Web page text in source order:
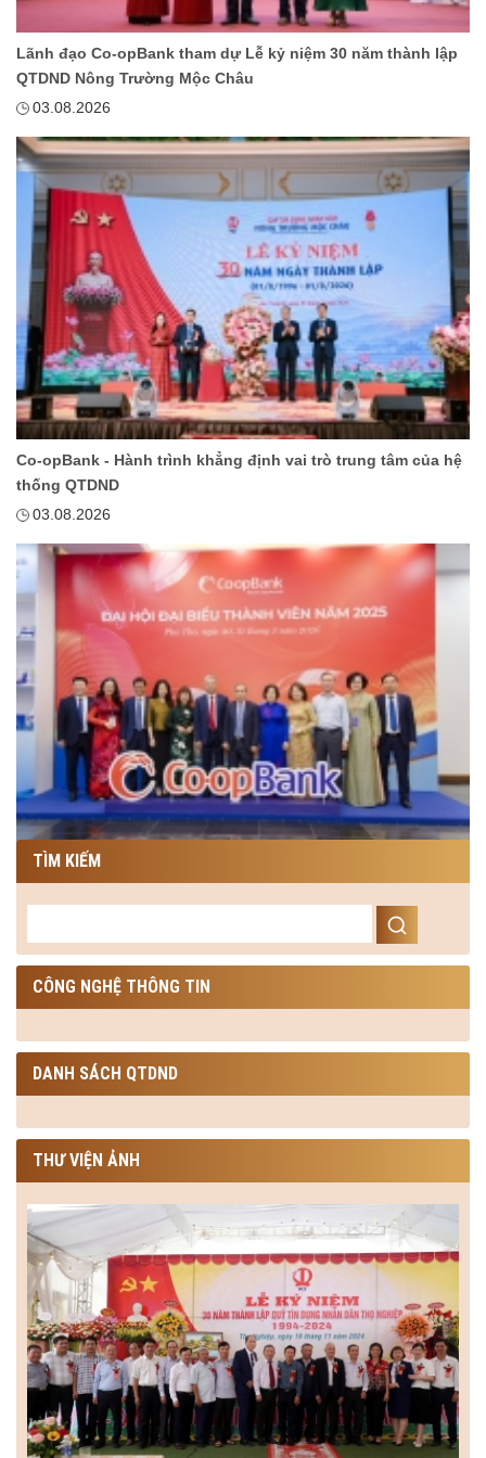
Lãnh đạo Co-opBank tham dự Lễ kỷ niệm 30 năm thành lập
QTDND Nông Trường Mộc Châu
03.08.2026
Co-opBank - Hành trình khẳng định vai trò trung tâm của hệ
thống QTDND
03.08.2026
TÌM KIẾM
CÔNG NGHỆ THÔNG TIN
DANH SÁCH QTDND
THƯ VIỆN ẢNH